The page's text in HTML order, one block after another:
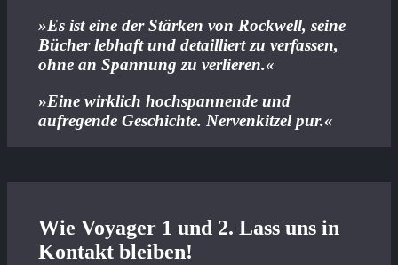
»Es ist eine der Stärken von Rockwell, seine
Bücher lebhaft und detailliert zu verfassen,
ohne an Spannung zu verlieren.«
»Eine wirklich hochspannende und
aufregende Geschichte. Nervenkitzel pur.«
Wie Voyager 1 und 2. Lass uns in
Kontakt bleiben!